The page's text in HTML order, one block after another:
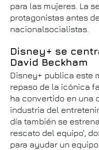
para las mujeres. La
protagonistas antes
nacionalsocialistas.
Disney+ se
David Beckham
Disney+ publica este
repaso de la icónica
ha convertido en una
industria del
día también se
rescato del equipo',
para ayudar un